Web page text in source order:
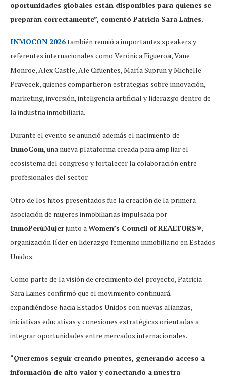
oportunidades globales están disponibles para quienes se
preparan correctamente”, comentó Patricia Sara Laines.
INMOCON 2026también reunió a importantes speakers y
referentes internacionales como Verónica Figueroa, Vane
Monroe, Alex Castle, Ale Cifuentes, María Suprun y Michelle
Pravecek, quienes compartieron estrategias sobre innovación,
marketing, inversión, inteligencia artificial y liderazgo dentro de
la industria inmobiliaria.
Durante el evento se anunció además el nacimiento de
InmoCom, una nueva plataforma creada para ampliar el
ecosistema del congreso y fortalecer la colaboración entre
profesionales del sector.
Otro de los hitos presentados fue la creación de la primera
asociación de mujeres inmobiliarias impulsada por
InmoPerúMujerjunto aWomen’s Council of REALTORS®️,
organización líder en liderazgo femenino inmobiliario en Estados
Unidos.
Como parte de la visión de crecimiento del proyecto, Patricia
Sara Laines confirmó que el movimiento continuará
expandiéndose hacia Estados Unidos con nuevas alianzas,
iniciativas educativas y conexiones estratégicas orientadas a
integrar oportunidades entre mercados internacionales.
“Queremos seguir creando puentes, generando acceso a
información de alto valor y conectando a nuestra